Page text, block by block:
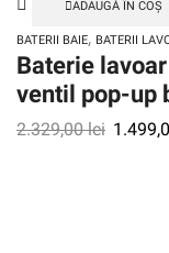
ADAUGĂ ÎN COȘ
BATERII BAIE, BATERII
Baterie
ventil pop-up
2.329,00lei